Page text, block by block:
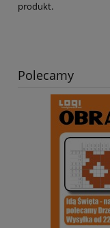
produkt.
Polecamy